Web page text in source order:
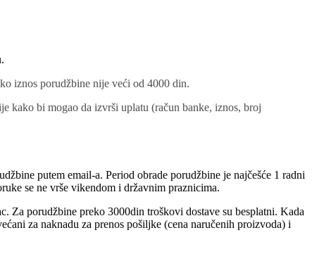
iznos porudžbine nije veći od 4000 din.
kako bi mogao da izvrši uplatu (račun banke, iznos, broj
putem email-a. Period obrade porudžbine je najčešće 1 radni
se ne vrše vikendom i državnim praznicima.
Za porudžbine preko 3000din troškovi dostave su besplatni. Kada
za naknadu za prenos pošiljke (cena naručenih proizvoda) i